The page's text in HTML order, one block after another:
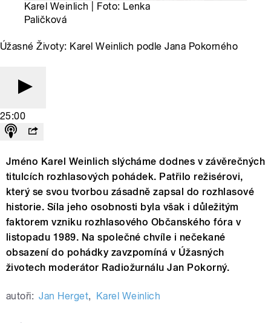
Karel Weinlich | Foto: Lenka
Paličková
Úžasné Životy: Karel Weinlich podle Jana Pokorného
25:00
Jméno Karel Weinlich slýcháme dodnes v závěrečných
titulcích rozhlasových pohádek. Patřilo režisérovi,
který se svou tvorbou zásadně zapsal do rozhlasové
historie. Síla jeho osobnosti byla však i důležitým
faktorem vzniku rozhlasového Občanského fóra v
listopadu 1989. Na společné chvíle i nečekané
obsazení do pohádky zavzpomíná v Úžasných
životech moderátor Radiožurnálu Jan Pokorný.
autoři: Jan Herget, Karel Weinlich